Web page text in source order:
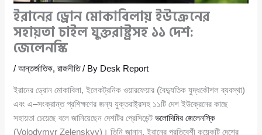
ইরানের ড্রোন মোকাবিলায় ইউক্রেনের
সহায়তা চাইল যুক্তরাষ্ট্রসহ ১১ দেশ:
জেলেনস্কি
/আন্তর্জাতিক,রাজনীতি/ By Desk Report
ইরানের ড্রোন মোকাবিলা, ইলেকট্রনিক ওয়ারফেয়ার (বৈদ্যুতিক যুদ্ধকৌশল ব্যবস্থা)
এবং এ–সংক্রান্ত প্রশিক্ষণের জন্য যুক্তরাষ্ট্রসহ ১১টি দেশ ইউক্রেনের কাছে
সহায়তা চেয়েছে বলে জানিয়েছেন দেশটির প্রেসিডেন্টভলোদিমির জেলেনস্কি
(Volodymyr Zelenskyy)। তিনি জানান, ইরানের প্রতিবেশী কয়েকটি দেশের